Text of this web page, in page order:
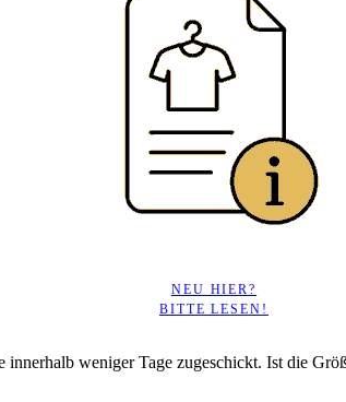
NEU HIER?
BITTE LESEN!
innerhalb weniger Tage zugeschickt. Ist die